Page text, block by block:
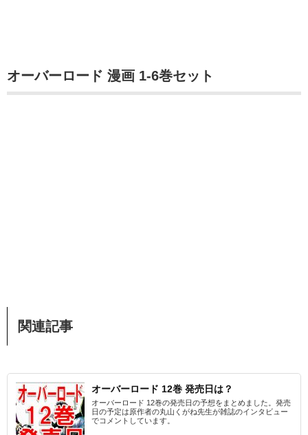
オーバーロード 漫画 1-6巻セット
関連記事
オーバーロード 12巻 発売日は？
オーバーロード 12巻の発売日の予想をまとめました。発売
日の予定は原作者の丸山くがね先生が雑誌のインタビュー
でコメントしています。